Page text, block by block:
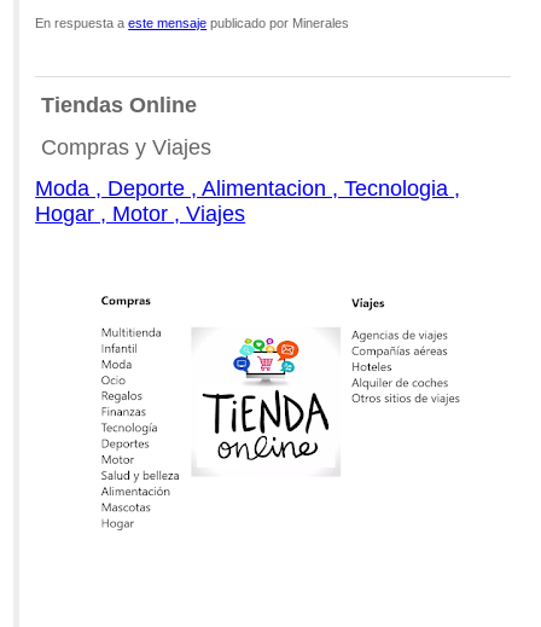
3:00pm
En respuesta aeste mensaje publicado por Minerales
Tiendas Online
Compras y Viajes
Moda , Deporte , Alimentacion , Tecnologia ,
Hogar , Motor , Viajes